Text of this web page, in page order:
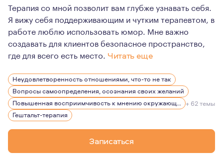
Терапия со мной позволит вам глубже узнавать себя.
Я вижу себя поддерживающим и чутким терапевтом, в
работе люблю использовать юмор. Мне важно
создавать для клиентов безопасное пространство,
где для всего есть место. Читать еще
Мне искренне интересен собственный путь
Я много внимания и энергии направляю на то, что бы
Неудовлетворенность отношениями, что-то не так
Вопросы самоопределения, осознания своих желаний
Повышенная восприимчивость к мнению окружающих + 62 темы
Гештальт-терапия
Записаться